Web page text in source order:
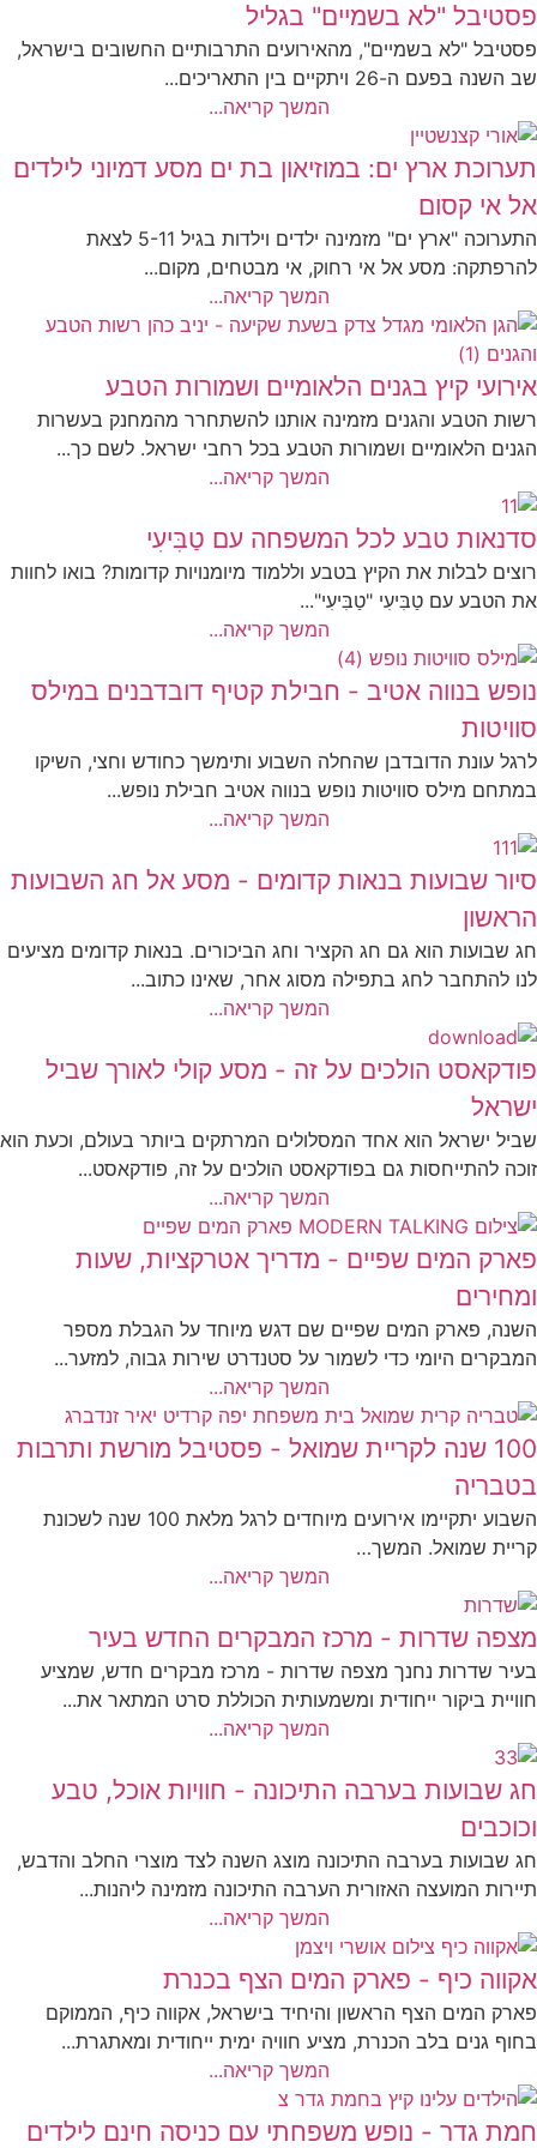
פסטיבל "לא בשמיים" בגליל
פסטיבל "לא בשמיים", מהאירועים התרבותיים החשובים בישראל,
שב השנה בפעם ה-26 ויתקיים בין התאריכים...
המשך קריאה...
תערוכת ארץ ים: במוזיאון בת ים מסע דמיוני לילדים
אל אי קסום
התערוכה "ארץ ים" מזמינה ילדים וילדות בגיל 5-11 לצאת
להרפתקה: מסע אל אי רחוק, אי מבטחים, מקום...
המשך קריאה...
אירועי קיץ בגנים הלאומיים ושמורות הטבע
רשות הטבע והגנים מזמינה אותנו להשתחרר מהמחנק בעשרות
הגנים הלאומיים ושמורות הטבע בכל רחבי ישראל. לשם כך...
המשך קריאה...
סדנאות טבע לכל המשפחה עם טַבִּיעִי
רוצים לבלות את הקיץ בטבע וללמוד מיומנויות קדומות? בואו לחוות
את הטבע עם טַבִּיעִי "טַבִּיעִי"...
המשך קריאה...
נופש בנווה אטיב - חבילת קטיף דובדבנים במילס
סוויטות
לרגל עונת הדובדבן שהחלה השבוע ותימשך כחודש וחצי, השיקו
במתחם מילס סוויטות נופש בנווה אטיב חבילת נופש...
המשך קריאה...
סיור שבועות בנאות קדומים - מסע אל חג השבועות
הראשון
חג שבועות הוא גם חג הקציר וחג הביכורים. בנאות קדומים מציעים
לנו להתחבר לחג בתפילה מסוג אחר, שאינו כתוב...
המשך קריאה...
פודקאסט הולכים על זה - מסע קולי לאורך שביל
ישראל
שביל ישראל הוא אחד המסלולים המרתקים ביותר בעולם, וכעת הוא
זוכה להתייחסות גם בפודקאסט הולכים על זה, פודקאסט...
המשך קריאה...
פארק המים שפיים - מדריך אטרקציות, שעות
ומחירים
השנה, פארק המים שפיים שם דגש מיוחד על הגבלת מספר
המבקרים היומי כדי לשמור על סטנדרט שירות גבוה, למזער...
המשך קריאה...
100 שנה לקריית שמואל - פסטיבל מורשת ותרבות
בטבריה
השבוע יתקיימו אירועים מיוחדים לרגל מלאת 100 שנה לשכונת
קריית שמואל. המשך…
המשך קריאה...
מצפה שדרות - מרכז המבקרים החדש בעיר
בעיר שדרות נחנך מצפה שדרות - מרכז מבקרים חדש, שמציע
חוויית ביקור ייחודית ומשמעותית הכוללת סרט המתאר את...
המשך קריאה...
חג שבועות בערבה התיכונה - חוויות אוכל, טבע
וכוכבים
חג שבועות בערבה התיכונה מוצג השנה לצד מוצרי החלב והדבש,
תיירות המועצה האזורית הערבה התיכונה מזמינה ליהנות...
המשך קריאה...
אקווה כיף - פארק המים הצף בכנרת
פארק המים הצף הראשון והיחיד בישראל, אקווה כיף, הממוקם
בחוף גנים בלב הכנרת, מציע חוויה ימית ייחודית ומאתגרת...
המשך קריאה...
חמת גדר - נופש משפחתי עם כניסה חינם לילדים